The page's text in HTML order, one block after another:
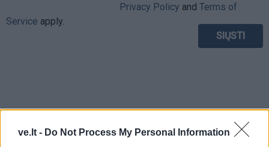
ve.lt - Do Not Process My Personal Information
Privacy Policy and Terms of
Service apply.